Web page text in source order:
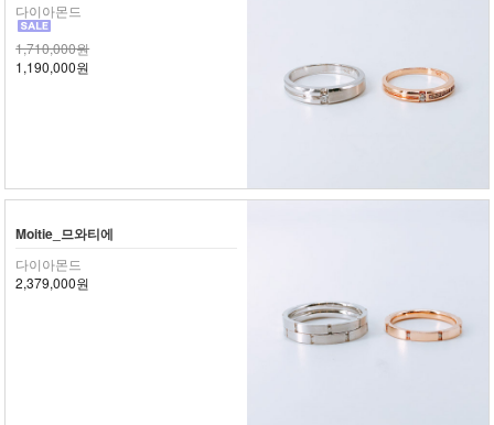
다이아몬드
1,710,000원
1,190,000원
Moitie_므와티에
다이아몬드
2,379,000원